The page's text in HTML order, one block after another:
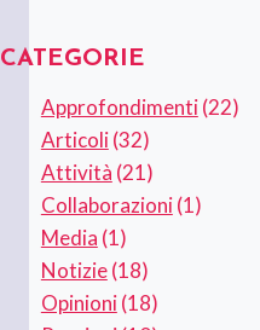
CATEGORIE
Approfondimenti(22)
Articoli(32)
Attività (21)
Collaborazioni(1)
Media (1)
Notizie(18)
Opinioni(18)